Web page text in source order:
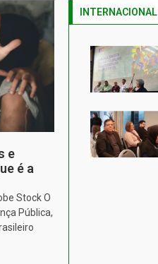
e
é a
Stock O
Pública,
INTERNACIONAL